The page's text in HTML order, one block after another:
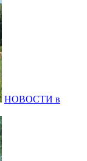
НОВОСТИ в